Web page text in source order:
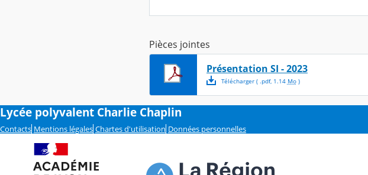
Pièces jointes
Présentation SI - 2023
Télécharger( .pdf, 1.14 Mo)
Lycée polyvalent Charlie Chaplin
Contacts Mentions légales Chartes d'utilisation Données personnelles